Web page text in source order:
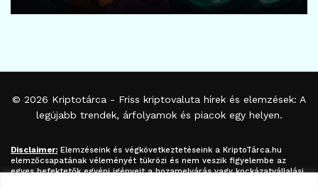
© 2026 Kriptotárca - Friss kriptovaluta hírek és elemzések: A
legújabb trendek, árfolyamok és piacok egy helyen.
Disclaimer: Elemzéseink és végkövetkeztetéseink a KriptoTárca.hu
elemzőcsapatának véleményét tükrözi és nem veszik figyelembe az
egyes befektetők egyéni igényeit a hozamelvárás vagy kockázatvállalási